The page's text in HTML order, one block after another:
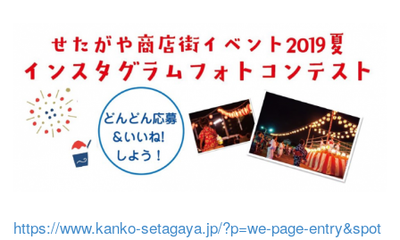
https://www.kanko-setagaya.jp/?p=we-page-entry&spot